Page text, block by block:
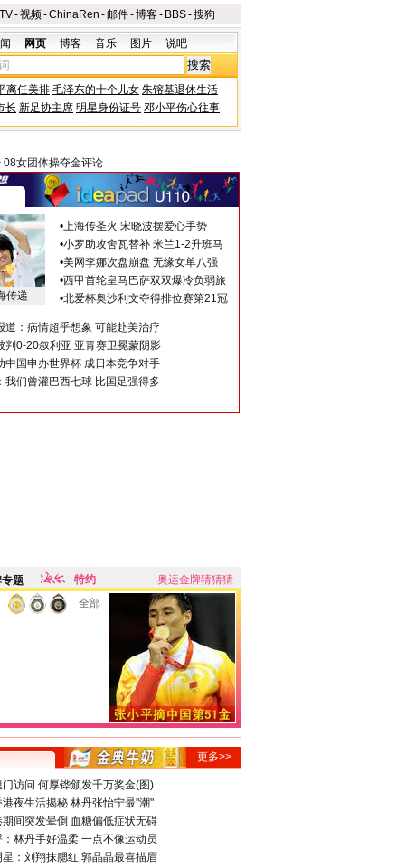
TV-视频-ChinaRen -邮件-博客- BBS-搜狗
网页 博客 音乐 图片 说吧
离任美排 毛泽东的十个儿女 朱镕基退休生活
长 新足协主席 明星身份证号 邓小平伤心往事
08女团体操夺金评论
传递
•上海传圣火 宋晓波摆爱心手势
•小罗助攻舍瓦替补 米兰1-2升班马
•美网李娜次盘崩盘 无缘女单八强
•西甲首轮皇马巴萨双双爆冷负弱旅
•北爱杯奥沙利文夺得排位赛第21冠
道：病情超乎想象 可能赴美治疗
判0-20叙利亚 亚青赛卫冕蒙阴影
中国申办世界杯 成日本竞争对手
我们曾灌巴西七球 比国足强得多
题 特约
奥运金牌猜猜猜
全部
更多>>
访问 何厚铧颁发千万奖金(图)
夜生活揭秘 林丹张怡宁最"潮"
间突发晕倒 血糖偏低症状无碍
林丹手好温柔 一点不像运动员
：刘翔抹腮红 郭晶晶最喜描眉